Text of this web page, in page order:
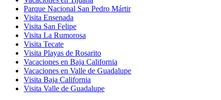
Parque Nacional San Pedro Mártir
Visita Ensenada
Visita San Felipe
Visita La Rumorosa
Visita Tecate
Visita Playas de Rosarito
Vacaciones en Baja California
Vacaciones en Valle de Guadalupe
Visita Baja California
Visita Valle de Guadalupe